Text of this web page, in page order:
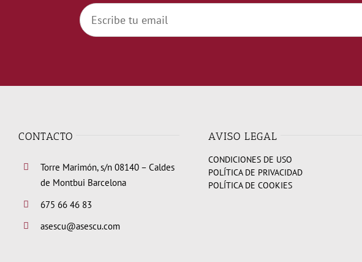
CONTACTO
Torre Marimón, s/n 08140 – Caldes
de Montbui Barcelona
675 66 46 83
asescu@asescu.com
AVISO LEGAL
CONDICIONES DE USO
POLÍTICA DE PRIVACIDAD
POLÍTICA DE COOKIES